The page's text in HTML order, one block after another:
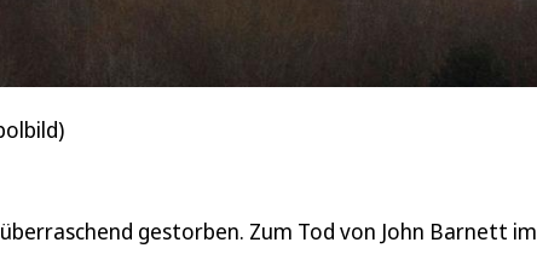
gestorben. Zum Tod von John Barnett im